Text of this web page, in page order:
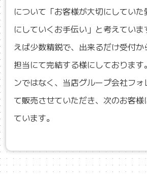
について「お客様が大切にしてい
にしていくお手伝い」と考えてい
えば少数精鋭で、出来るだけ受付
担当にて完結する様にしております
ンではなく、当店グループ会社フ
て販売させていただき、次のお客
ています。